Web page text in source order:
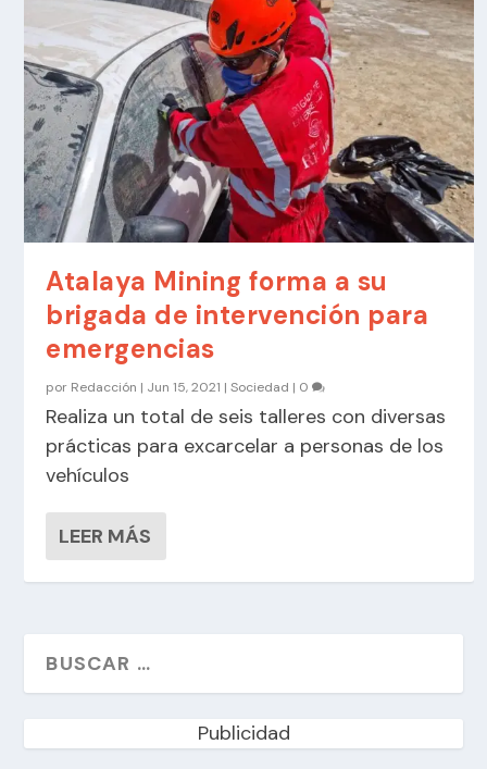
Atalaya Mining forma a su
brigada de intervención para
emergencias
por Redacción | Jun 15, 2021 |Sociedad | 0
Realiza un total de seis talleres con diversas
prácticas para excarcelar a personas de los
vehículos
LEER MÁS
Publicidad